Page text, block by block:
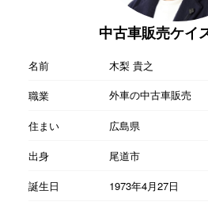
中古車販売ケイ
名前
木梨 貴之
職業
外車の中古車販売
住まい
広島県
出身
尾道市
誕生日
1973年4月27日